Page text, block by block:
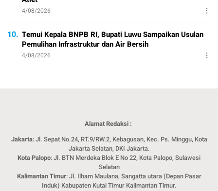
4/08/2026
10. Temui Kepala BNPB RI, Bupati Luwu Sampaikan Usulan
Pemulihan Infrastruktur dan Air Bersih
4/08/2026
Alamat Redaksi :
Jakarta: Jl. Sepat No.24, RT.9/RW.2, Kebagusan, Kec. Ps. Minggu, Kota
Jakarta Selatan, DKI Jakarta.
Kota Palopo: Jl. BTN Merdeka Blok E No 22, Kota Palopo, Sulawesi
Selatan
Kalimantan Timur: Jl. Ilham Maulana, Sangatta utara (Depan Pasar
Induk) Kabupaten Kutai Timur Kalimantan Timur.